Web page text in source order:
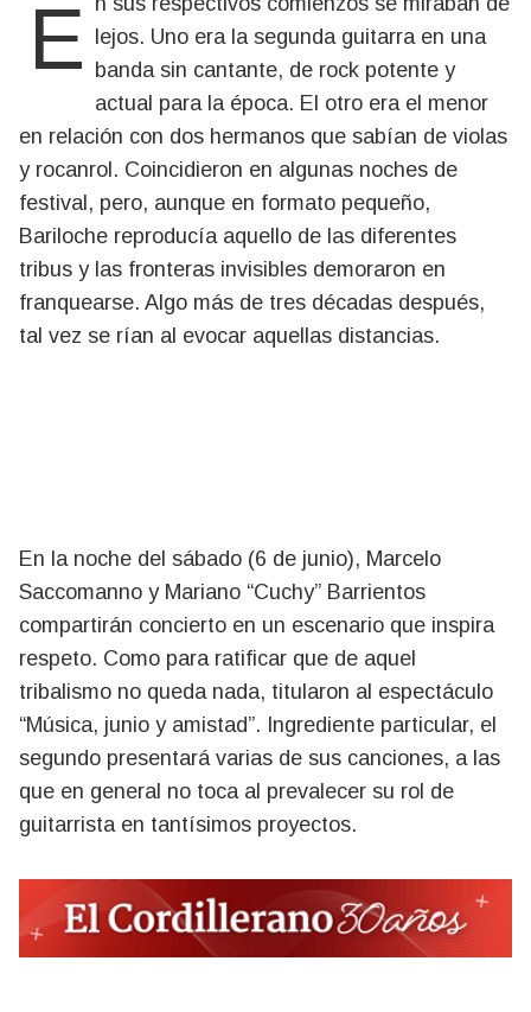
En sus respectivos comienzos se miraban de
lejos. Uno era la segunda guitarra en una
banda sin cantante, de rock potente y
actual para la época. El otro era el menor
en relación con dos hermanos que sabían de violas
y rocanrol. Coincidieron en algunas noches de
festival, pero, aunque en formato pequeño,
Bariloche reproducía aquello de las diferentes
tribus y las fronteras invisibles demoraron en
franquearse. Algo más de tres décadas después,
tal vez se rían al evocar aquellas distancias.
En la noche del sábado (6 de junio), Marcelo
Saccomanno y Mariano “Cuchy” Barrientos
compartirán concierto en un escenario que inspira
respeto. Como para ratificar que de aquel
tribalismo no queda nada, titularon al espectáculo
“Música, junio y amistad”. Ingrediente particular, el
segundo presentará varias de sus canciones, a las
que en general no toca al prevalecer su rol de
guitarrista en tantísimos proyectos.